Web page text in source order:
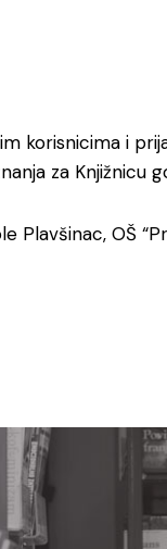
korisnicima i
za Knjižnicu
Plavšinac, OŠ